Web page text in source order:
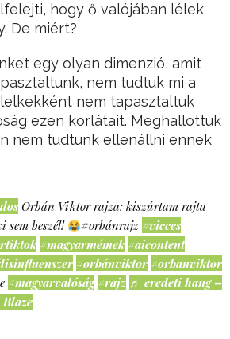
hogy ő valójában lélek
De miért?
egy olyan dimenzió, amit
nem tudtuk mi a
nem tapasztaltuk
ezen korlátait. Meghallottuk
nem tudtunk ellenállni ennek
Orbán Viktor rajza: kiszúrtam rajta
sem beszél!
#orbánrajz #vicces
#magyarmémek #aicontent
#orbánviktor #orbanviktor
#magyarvalóság #rajz ♬ eredeti hang –